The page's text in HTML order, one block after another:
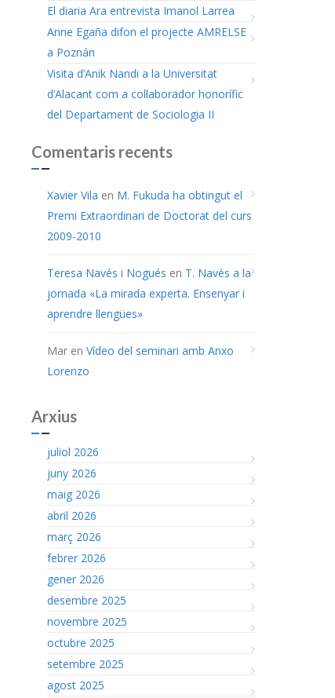
El diaria Ara entrevista Imanol Larrea
Anne Egaña difon el projecte AMRELSE
a Poznán
Visita d’Anik Nandi a la Universitat
d’Alacant com a col·laborador honorífic
del Departament de Sociologia II
Comentaris recents
Xavier Vila en M. Fukuda ha obtingut el
Premi Extraordinari de Doctorat del curs
2009-2010
Teresa Navés i Nogués en T. Navés a la
jornada «La mirada experta. Ensenyar i
aprendre llengües»
Mar en Vídeo del seminari amb Anxo
Lorenzo
Arxius
juliol 2026
juny 2026
maig 2026
abril 2026
març 2026
febrer 2026
gener 2026
desembre 2025
novembre 2025
octubre 2025
setembre 2025
agost 2025